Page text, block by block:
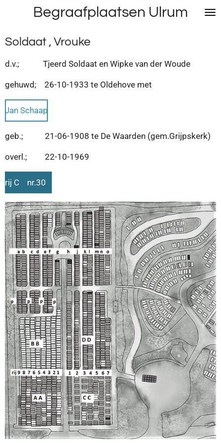
naar
de
hoofdinhoud
Begraafplaatsen Ulrum
Soldaat , Vrouke
d.v.; Tjeerd Soldaat en Wipke van der Woude
gehuwd; 26-10-1933 te Oldehove met
Jan Schaap
geb.; 21-06-1908 te De Waarden (gem.Grijpskerk)
overl.; 22-10-1969
rij C nr.30